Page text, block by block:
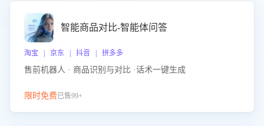
智能商品对比-智能体问答
淘宝 | 京东 | 抖音 | 拼多多
售前机器人 · 商品识别与对比 ·话术一键生成
限时免费已售99+